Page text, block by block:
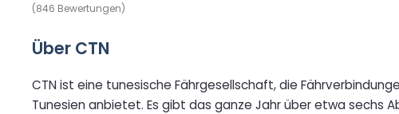
(846 Bewertungen)
Über CTN
CTN ist eine tunesische Fährgesellschaft, die
Tunesien anbietet. Es gibt das ganze Jahr über etwa sechs